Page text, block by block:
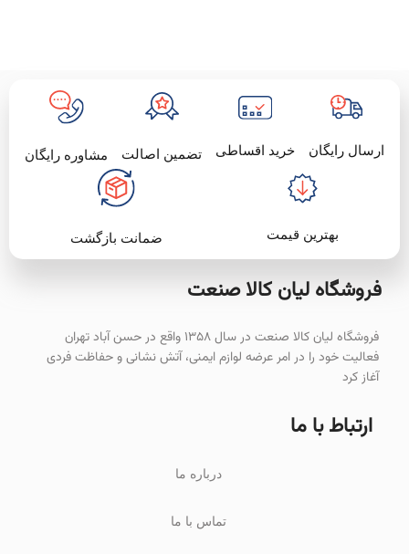
ارسال رایگان خرید اقساطی تضمین اصالت مشاوره رایگان
بهترین قیمت ضمانت بازگشت
فروشگاه لیان‌ کالا صنعت
فروشگاه لیان کالا صنعت در سال ۱۳۵۸ واقع در حسن آباد تهران
فعالیت خود را در امر عرضه لوازم ایمنی، آتش نشانی و حفاظت فردی
آغاز کرد
ارتباط با ما
درباره ما
تماس با ما